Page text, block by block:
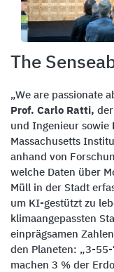
The
„We are passionate
Prof. Carlo Ratti,
und Ingenieur sowie
Massachusetts
anhand von
welche Daten über
Müll in der Stadt
um KI-gestützt zu
klimaangepassten
einprägsamen
den Planeten: „3-
machen 3 % der